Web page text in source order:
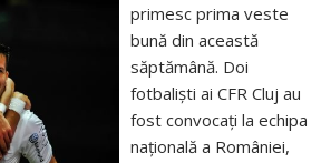
primesc prima veste
bună din această
săptămână. Doi
fotbalişti ai CFR Cluj au
fost convocaţi la echipa
naţională a României,